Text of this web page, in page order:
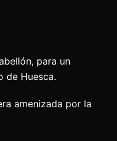
para un
de Huesca.
amenizada por la